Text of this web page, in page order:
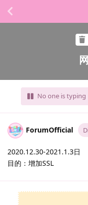
No one is typing
ForumOfficial
2020.12.30-2021.1.3日
目的：增加SSL